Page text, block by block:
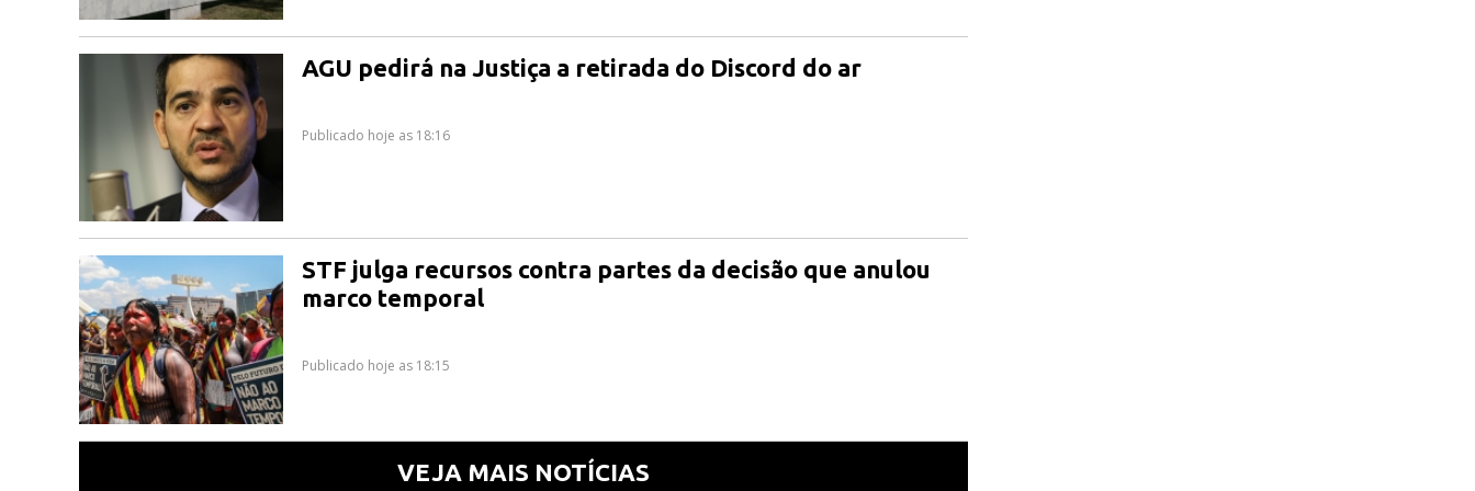
AGU pedirá na Justiça a retirada do Discord do ar
Publicado hoje as 18:16
STF julga recursos contra partes da decisão que anulou
marco temporal
Publicado hoje as 18:15
VEJA MAIS NOTÍCIAS